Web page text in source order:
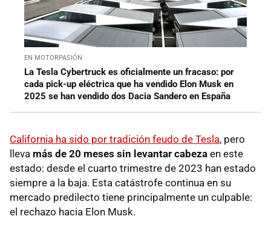
EN MOTORPASIÓN
La Tesla Cybertruck es oficialmente un fracaso: por
cada pick-up eléctrica que ha vendido Elon Musk en
2025 se han vendido dos Dacia Sandero en España
California ha sido por tradición feudo de Tesla, pero
lleva más de 20 meses sin levantar cabeza en este
estado: desde el cuarto trimestre de 2023 han estado
siempre a la baja. Esta catástrofe continua en su
mercado predilecto tiene principalmente un culpable:
el rechazo hacia Elon Musk.